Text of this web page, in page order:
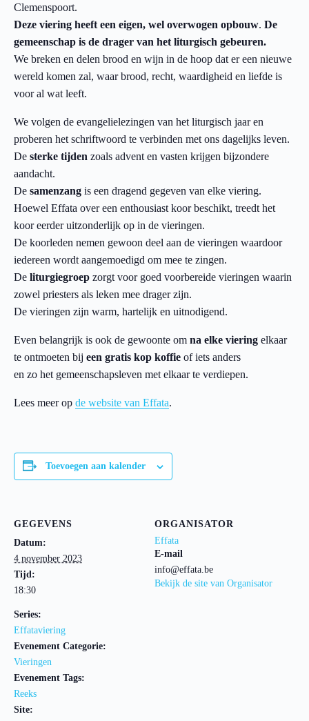
Clemenspoort.
Deze viering heeft een eigen, wel overwogen opbouw. De
gemeenschap is de drager van het liturgisch gebeuren.
We breken en delen brood en wijn in de hoop dat er een nieuwe
wereld komen zal, waar brood, recht, waardigheid en liefde is
voor al wat leeft.
We volgen de evangelielezingen van het liturgisch jaar en
proberen het schriftwoord te verbinden met ons dagelijks leven.
De sterke tijden zoals advent en vasten krijgen bijzondere
aandacht.
De samenzang is een dragend gegeven van elke viering.
Hoewel Effata over een enthousiast koor beschikt, treedt het
koor eerder uitzonderlijk op in de vieringen.
De koorleden nemen gewoon deel aan de vieringen waardoor
iedereen wordt aangemoedigd om mee te zingen.
De liturgiegroep zorgt voor goed voorbereide vieringen waarin
zowel priesters als leken mee drager zijn.
De vieringen zijn warm, hartelijk en uitnodigend.
Even belangrijk is ook de gewoonte om na elke viering elkaar
te ontmoeten bij een gratis kop koffie of iets anders
en zo het gemeenschapsleven met elkaar te verdiepen.
Lees meer op de website van Effata.
Toevoegen aan kalender
GEGEVENS
Datum:
4 november 2023
Tijd:
18:30
Series:
Effataviering
Evenement Categorie:
Vieringen
Evenement Tags:
Reeks
Site:
ORGANISATOR
Effata
E-mail
info@effata.be
Bekijk de site van Organisator